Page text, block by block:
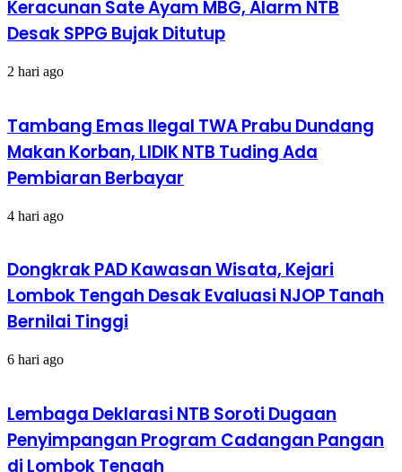
Keracunan Sate Ayam MBG, Alarm NTB
Desak SPPG Bujak Ditutup
2 hari ago
Tambang Emas Ilegal TWA Prabu Dundang
Makan Korban, LIDIK NTB Tuding Ada
Pembiaran Berbayar
4 hari ago
Dongkrak PAD Kawasan Wisata, Kejari
Lombok Tengah Desak Evaluasi NJOP Tanah
Bernilai Tinggi
6 hari ago
Lembaga Deklarasi NTB Soroti Dugaan
Penyimpangan Program Cadangan Pangan
di Lombok Tengah